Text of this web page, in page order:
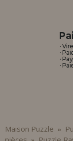
·
·
·
·
Maison Puzzle »